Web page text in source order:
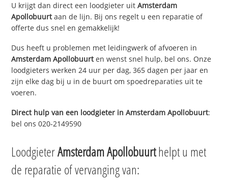
U krijgt dan direct een loodgieter uitAmsterdam
Apollobuurtaan de lijn. Bij ons regelt u een reparatie of
offerte dus snel en gemakkelijk!
Dus heeft u problemen met leidingwerk of afvoeren in
Amsterdam Apollobuurten wenst snel hulp, bel ons. Onze
loodgieters werken 24 uur per dag, 365 dagen per jaar en
zijn elke dag bij u in de buurt om spoedreparaties uit te
voeren.
Direct hulp van een loodgieter inAmsterdam Apollobuurt:
bel ons 020-2149590
LoodgieterAmsterdam Apollobuurthelpt u met
de reparatie of vervanging van: